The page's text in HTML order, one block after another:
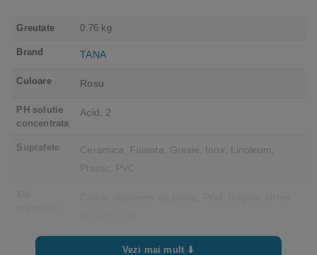
Greutate 0.76 kg
Brand TANA
Culoare Rosu
PH solutie
concentrata
Acid, 2
Suprafete
Ceramica, Faianta, Gresie, Inox, Linoleum,
Plastic, PVC
Gata de utilizareVezi mai mult ⬇